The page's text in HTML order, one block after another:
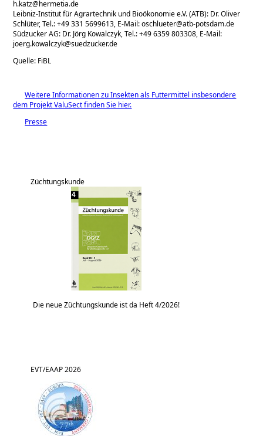
h.katz@hermetia.de
Leibniz-Institut für Agrartechnik und Bioökonomie e.V. (ATB): Dr. Oliver
Schlüter, Tel.: +49 331 5699613, E-Mail: oschlueter@atb-potsdam.de
Südzucker AG: Dr. Jörg Kowalczyk, Tel.: +49 6359 803308, E-Mail:
joerg.kowalczyk@suedzucker.de
Quelle: FiBL
Weitere Informationen zu Insekten als Futtermittel insbesondere
dem Projekt ValuSect finden Sie hier.
Presse
Züchtungskunde
Die neue Züchtungskunde ist da Heft 4/2026!
EVT/EAAP 2026